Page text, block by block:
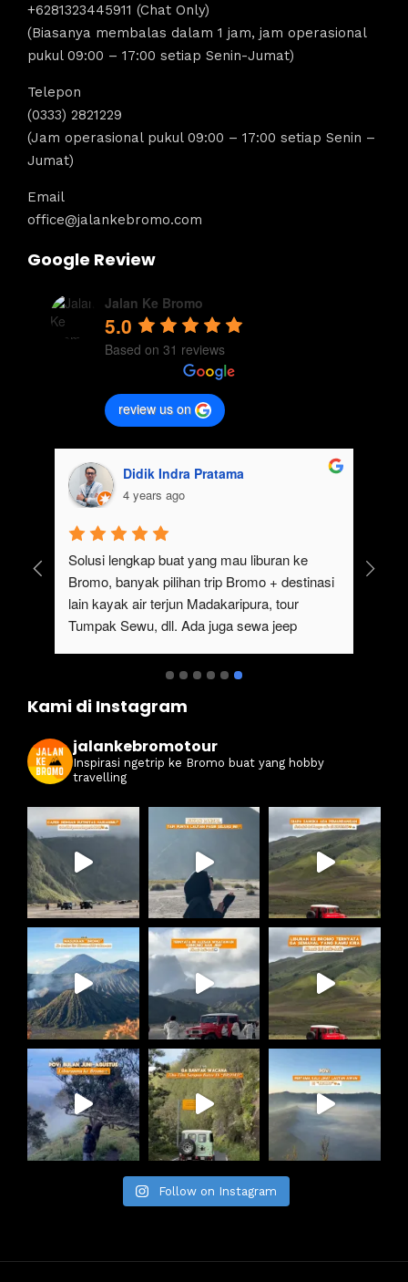
+6281323445911 (Chat Only)
(Biasanya membalas dalam 1 jam, jam operasional
pukul 09:00 – 17:00 setiap Senin-Jumat)
Telepon
(0333) 2821229
(Jam operasional pukul 09:00 – 17:00 setiap Senin –
Jumat)
Email
office@jalankebromo.com
Google Review
Jalan Ke Bromo
5.0
Based on 31 reviews
review us on
Didik Indra Pratama
4 years ago
Solusi lengkap buat yang mau liburan ke
Bromo, banyak pilihan trip Bromo + destinasi
lain kayak air terjun Madakaripura, tour
Tumpak Sewu, dll. Ada juga sewa jeep
Kami di Instagram
jalankebromotour
Inspirasi ngetrip ke Bromo buat yang hobby
travelling
Follow on Instagram